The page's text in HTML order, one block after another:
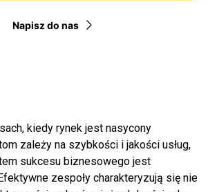
Napisz do nas
kiedy rynek jest nasycony
zależy na szybkości i jakości usług,
sukcesu biznesowego jest
zespoły charakteryzują się nie